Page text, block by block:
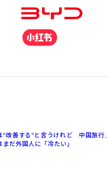
"改善する"と言うけれど 中国旅行
まだ外国人に「冷たい」